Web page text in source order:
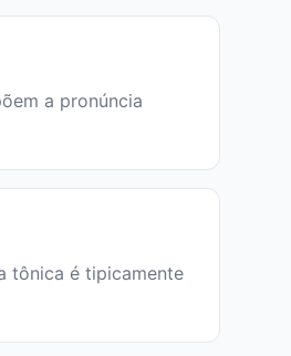
a pronúncia
tônica é tipicamente